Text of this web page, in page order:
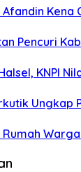
Kena
Pencuri
KNPI